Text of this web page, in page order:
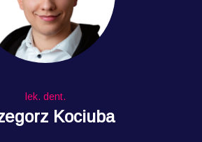
lek. dent.
Kociuba